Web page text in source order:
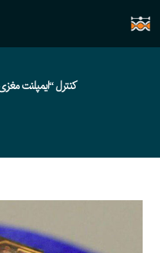
کنترل “ایمپلنت